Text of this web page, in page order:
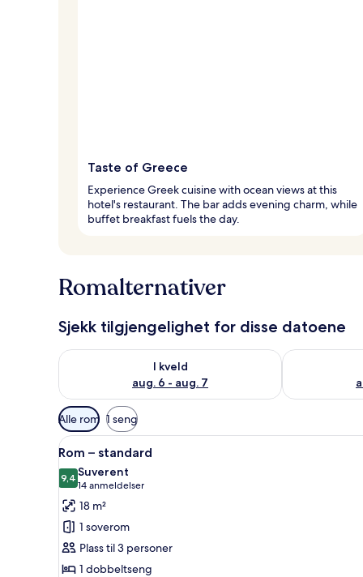
Taste of Greece
Experience Greek cuisine with ocean views at this
hotel's restaurant. The bar adds evening charm, while
buffet breakfast fuels the day.
Romalternativer
Sjekk tilgjengelighet for disse datoene
I kveld
aug. 6 - aug. 7
Sjekk tilgjengelighet for i kveld, aug. 6 - aug. 7
Sjekk
Tilgjengelige
filtre
for
rom
Alle rom 1 seng
Åpne
alle
bildene
av
Rom
–
standard
1 soverom, sengetøy i
6
Rom – standard
9,49,4 av 10
Suverent
14 anmeldelser
(14
anmeldelser)
18 m²
1 soverom
Plass til 3 personer
1 dobbeltseng